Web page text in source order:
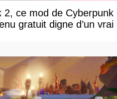
2, ce mod de Cyberpunk
gratuit digne d’un vrai